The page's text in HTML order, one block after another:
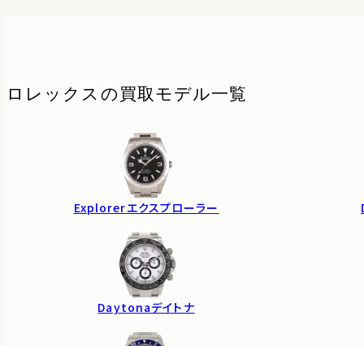
ロレックスの 買取モデル一覧
Explorerエクスプローラー
Daytonaデイトナ